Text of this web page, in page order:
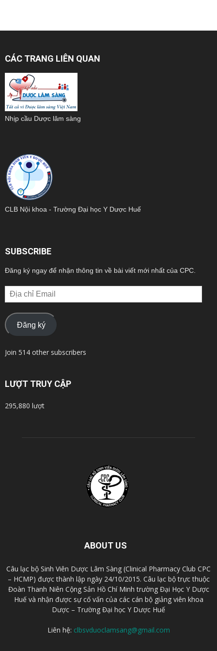
CÁC TRANG LIÊN QUAN
Nhịp cầu Dược lâm sàng
CLB Nội khoa - Trường Đại học Y Dược Huế
SUBSCRIBE
Đăng ký ngay để nhận thông tin về bài viết mới nhất của CPC.
Địa
chỉ
Đăng ký
Join 514 other subscribers
LƯỢT TRUY CẬP
295,880 lượt
ABOUT US
Câu lạc bộ Sinh Viên Dược Lâm Sàng (Clinical Pharmacy Club CPC
– HCMP) được thành lập ngày 24/10/2015. Câu lạc bộ trực thuộc
Đoàn Thanh Niên Cộng Sản Hồ Chí Minh trường Đại Học Y Dược
Huế và nhận được sự cố vấn của các cán bộ giảng viên khoa
Dược – Trường Đại học Y Dược Huế
Liên hệ: clbsvduoclamsang@gmail.com